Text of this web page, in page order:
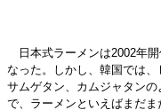
日本式ラーメンは2002年
なった。しかし、韓国では
サムゲタン、カムジャタン
で、ラーメンといえばまだ